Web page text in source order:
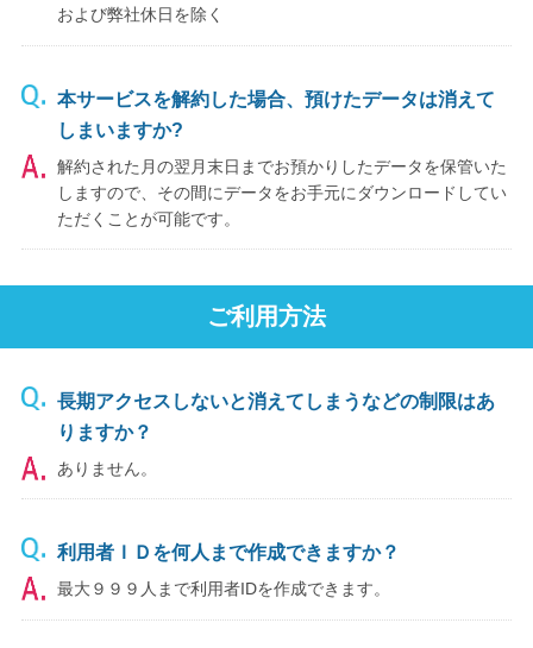
および弊社休日を除く
本サービスを解約した場合、預けたデータは消えて
しまいますか?
解約された月の翌月末日までお預かりしたデータを保管いた
しますので、その間にデータをお手元にダウンロードしてい
ただくことが可能です。
ご利用方法
長期アクセスしないと消えてしまうなどの制限はあ
りますか？
ありません。
利用者ＩＤを何人まで作成できますか？
最大９９９人まで利用者IDを作成できます。